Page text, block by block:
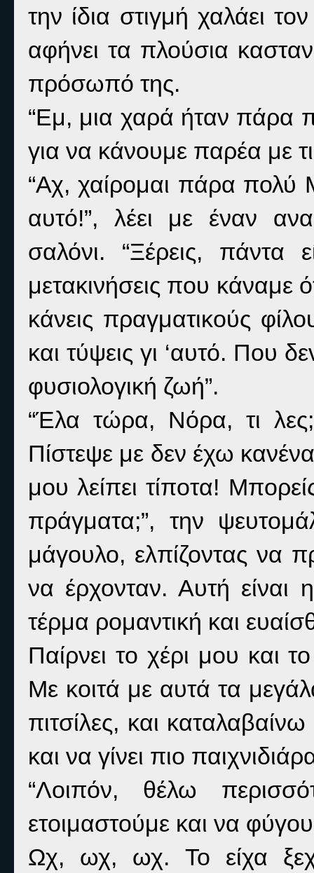
την ίδια στιγμή χαλάει
αφήνει τα πλούσια
πρόσωπό της.
“Εμ, μια χαρά ήταν πάρα
για να κάνουμε παρέα με
“Αχ, χαίρομαι πάρα
αυτό!”, λέει με έναν
σαλόνι. “Ξέρεις, πάντα
μετακινήσεις που κάναμε
κάνεις πραγματικούς
και τύψεις γι ‘αυτό.
φυσιολογική ζωή”.
“Έλα τώρα, Νόρα, τι
Πίστεψε με δεν έχω
μου λείπει τίποτα!
πράγματα;”, την
μάγουλο, ελπίζοντας να
να έρχονταν. Αυτή
τέρμα ρομαντική και
Παίρνει το χέρι μου και
Με κοιτά με αυτά τα
πιτσίλες, και καταλαβαίνω
και να γίνει πιο
“Λοιπόν, θέλω
ετοιμαστούμε και να
Ωχ, ωχ, ωχ. Το είχα